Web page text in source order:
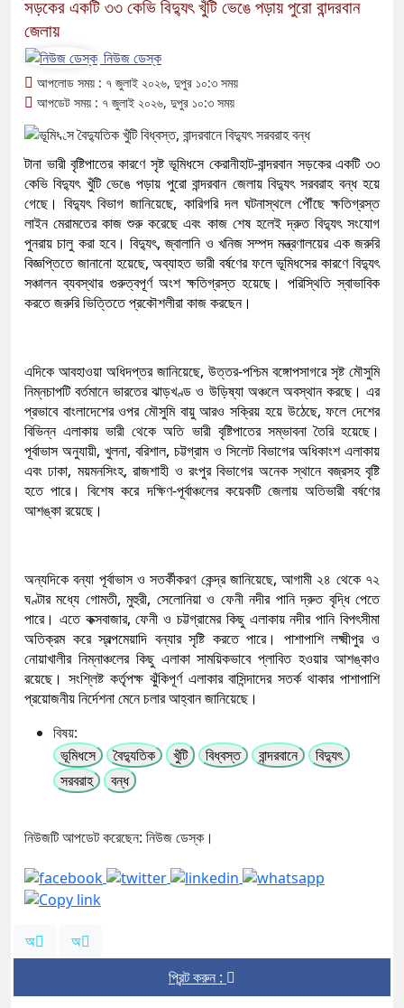
সড়কের একটি ৩৩ কেভি বিদ্যুৎ খুঁটি ভেঙে পড়ায় পুরো বান্দরবান
জেলায়
নিউজ ডেস্ক
আপলোড সময় : ৭ জুলাই ২০২৬, দুপুর ১০:৩ সময়
আপডেট সময় : ৭ জুলাই ২০২৬, দুপুর ১০:৩ সময়
টানা ভারী বৃষ্টিপাতের কারণে সৃষ্ট ভূমিধসে কেরানীহাট-বান্দরবান সড়কের একটি ৩৩
কেভি বিদ্যুৎ খুঁটি ভেঙে পড়ায় পুরো বান্দরবান জেলায় বিদ্যুৎ সরবরাহ বন্ধ হয়ে
গেছে। বিদ্যুৎ বিভাগ জানিয়েছে, কারিগরি দল ঘটনাস্থলে পৌঁছে ক্ষতিগ্রস্ত
লাইন মেরামতের কাজ শুরু করেছে এবং কাজ শেষ হলেই দ্রুত বিদ্যুৎ সংযোগ
পুনরায় চালু করা হবে। বিদ্যুৎ, জ্বালানি ও খনিজ সম্পদ মন্ত্রণালয়ের এক জরুরি
বিজ্ঞপ্তিতে জানানো হয়েছে, অব্যাহত ভারী বর্ষণের ফলে ভূমিধসের কারণে বিদ্যুৎ
সঞ্চালন ব্যবস্থার গুরুত্বপূর্ণ অংশ ক্ষতিগ্রস্ত হয়েছে। পরিস্থিতি স্বাভাবিক
করতে জরুরি ভিত্তিতে প্রকৌশলীরা কাজ করছেন।
এদিকে আবহাওয়া অধিদপ্তর জানিয়েছে, উত্তর-পশ্চিম বঙ্গোপসাগরে সৃষ্ট মৌসুমি
নিম্নচাপটি বর্তমানে ভারতের ঝাড়খণ্ড ও উড়িষ্যা অঞ্চলে অবস্থান করছে। এর
প্রভাবে বাংলাদেশের ওপর মৌসুমি বায়ু আরও সক্রিয় হয়ে উঠেছে, ফলে দেশের
বিভিন্ন এলাকায় ভারী থেকে অতি ভারী বৃষ্টিপাতের সম্ভাবনা তৈরি হয়েছে।
পূর্বাভাস অনুযায়ী, খুলনা, বরিশাল, চট্টগ্রাম ও সিলেট বিভাগের অধিকাংশ এলাকায়
এবং ঢাকা, ময়মনসিংহ, রাজশাহী ও রংপুর বিভাগের অনেক স্থানে বজ্রসহ বৃষ্টি
হতে পারে। বিশেষ করে দক্ষিণ-পূর্বাঞ্চলের কয়েকটি জেলায় অতিভারী বর্ষণের
আশঙ্কা রয়েছে।
অন্যদিকে বন্যা পূর্বাভাস ও সতর্কীকরণ কেন্দ্র জানিয়েছে, আগামী ২৪ থেকে ৭২
ঘণ্টার মধ্যে গোমতী, মুহুরী, সেলোনিয়া ও ফেনী নদীর পানি দ্রুত বৃদ্ধি পেতে
পারে। এতে কক্সবাজার, ফেনী ও চট্টগ্রামের কিছু এলাকায় নদীর পানি বিপৎসীমা
অতিক্রম করে স্বল্পমেয়াদি বন্যার সৃষ্টি করতে পারে। পাশাপাশি লক্ষ্মীপুর ও
নোয়াখালীর নিম্নাঞ্চলের কিছু এলাকা সাময়িকভাবে প্লাবিত হওয়ার আশঙ্কাও
রয়েছে। সংশ্লিষ্ট কর্তৃপক্ষ ঝুঁকিপূর্ণ এলাকার বাসিন্দাদের সতর্ক থাকার পাশাপাশি
প্রয়োজনীয় নির্দেশনা মেনে চলার আহ্বান জানিয়েছে।
বিষয়:
ভূমিধসে
বৈদ্যুতিক খুঁটি বিধ্বস্ত বান্দরবানে
বিদ্যুৎ
সরবরাহ
বন্ধ
নিউজটি আপডেট করেছেন: নিউজ ডেস্ক।
অ
অ
প্রিন্ট করুন :